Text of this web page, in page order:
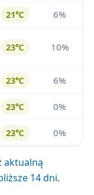
21℃ 6%
23℃ 10%
23℃ 6%
23℃ 0%
23℃ 0%
aktualną
14 dni.